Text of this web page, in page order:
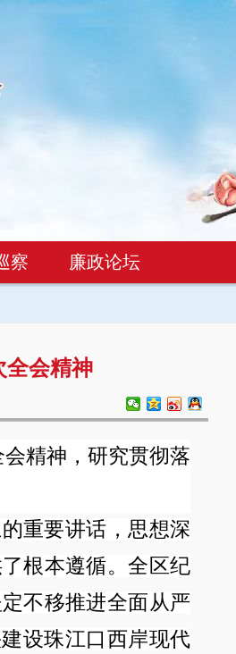
察 廉政论坛
全会精神
会精神 ， 研究贯彻落
重要讲话，思想深
根本遵循。全区纪
不移推进全面从严
设珠江口西岸现代